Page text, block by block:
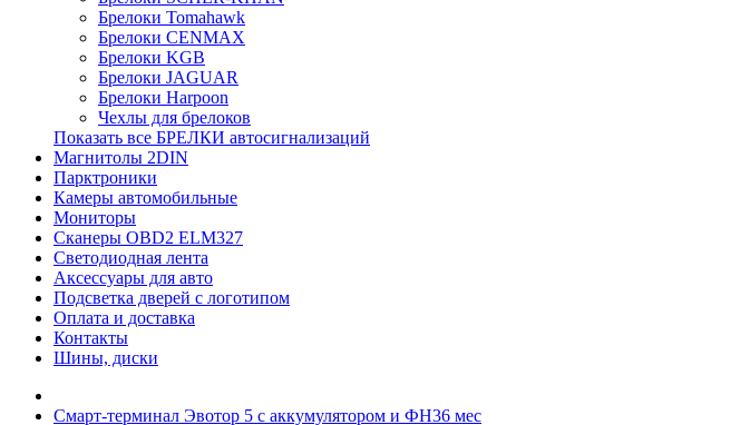
Брелоки Tomahawk
Брелоки CENMAX
Брелоки KGB
Брелоки JAGUAR
Брелоки Harpoon
Чехлы для брелоков
Показать все БРЕЛКИ автосигнализаций
Магнитолы 2DIN
Парктроники
Камеры автомобильные
Мониторы
Сканеры OBD2 ELM327
Светодиодная лента
Аксессуары для авто
Подсветка дверей с логотипом
Оплата и доставка
Контакты
Шины, диски
Смарт-терминал Эвотор 5 с аккумулятором и ФН36 мес